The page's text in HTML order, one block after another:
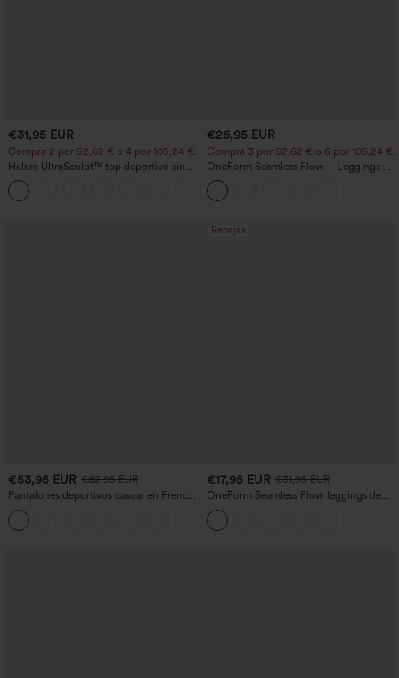
€31,95 EUR
Compra 2 por 52,62 € o 4 por 105,24 €.
Halara UltraSculpt™ top deportivo sin
mangas con escote redondo y bajo
curvo
€26,95 EUR
Compra 3 por 52,62 € o 6 por 105,24 €.
OneForm Seamless Flow – Leggings de
yoga sin costuras, tiro medio, control de
abdomen y realce de glúteos
€53,95 EUR €62,95 EUR
Pantalones deportivos casual en French
terry con estampado denim, tiro medio,
estilo jeans y bolsillos
Rebajas
€17,95 EUR €31,95 EUR
OneForm Seamless Flow leggings de
yoga de talle alto con control abdominal
y realce de glúteos